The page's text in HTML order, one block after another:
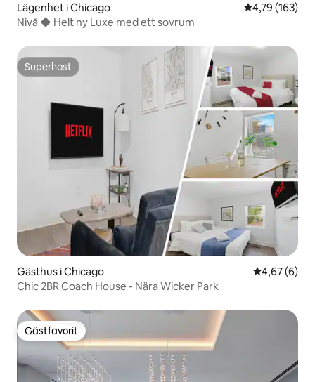
Lägenhet i Chicago 4,79 av 5 i
4,79 (163)
Nivå ◆ Helt ny Luxe med ett sovrum
Superhost
Superhost
Gästhus i Chicago 4,67 av 5 i
4,67 (6)
Chic 2BR Coach House - Nära Wicker Park
Gästfavorit
Gästfavorit